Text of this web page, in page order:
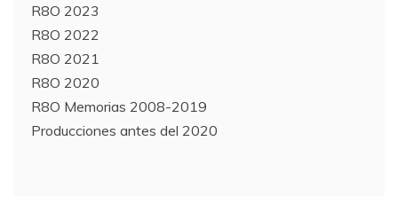
R8O 2023
R8O 2022
R8O 2021
R8O 2020
R8O Memorias 2008-2019
Producciones antes del 2020